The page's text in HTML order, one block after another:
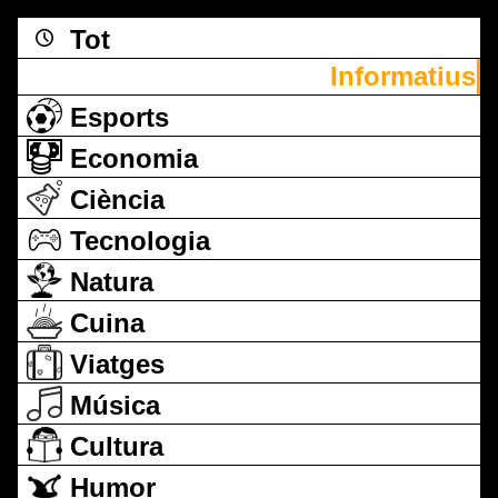
Tot
Informatius
Esports
Economia
Ciència
Tecnologia
Natura
Cuina
Viatges
Música
Cultura
Humor